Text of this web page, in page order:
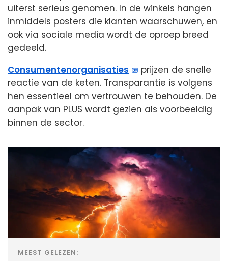
uiterst serieus genomen. In de winkels hangen
inmiddels posters die klanten waarschuwen, en
ook via sociale media wordt de oproep breed
gedeeld.
Consumentenorganisaties
prijzen de snelle
reactie van de keten. Transparantie is volgens
hen essentieel om vertrouwen te behouden. De
aanpak van PLUS wordt gezien als voorbeeldig
binnen de sector.
MEEST GELEZEN: